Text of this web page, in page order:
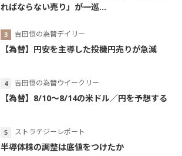
ればならない売り」が一巡...
吉田恒の為替デイリー
【為替】円安を主導した投機円売りが急減
吉田恒の為替ウイークリー
【為替】8/10～8/14の米ドル／円を予想する
ストラテジーレポート
半導体株の調整は底値をつけたか